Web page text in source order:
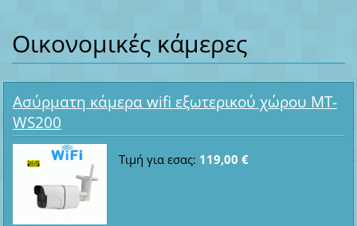
Οικονομικές κάμερες
Ασύρματη κάμερα wifi εξωτερικού χώρου MT-
WS200
Τιμή για εσας: 119,00 €